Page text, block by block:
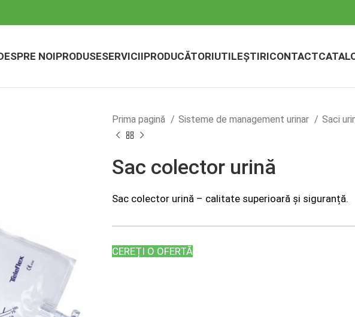
NOIPRODUSESERVICIIPRODUCĂTORIUTILEȘTIRICONTACT
Prima pagină Sisteme de management urinar Saci
Sac colector urină
Sac colector urină – calitate superioară și siguranță.
CEREȚI O OFERTĂ